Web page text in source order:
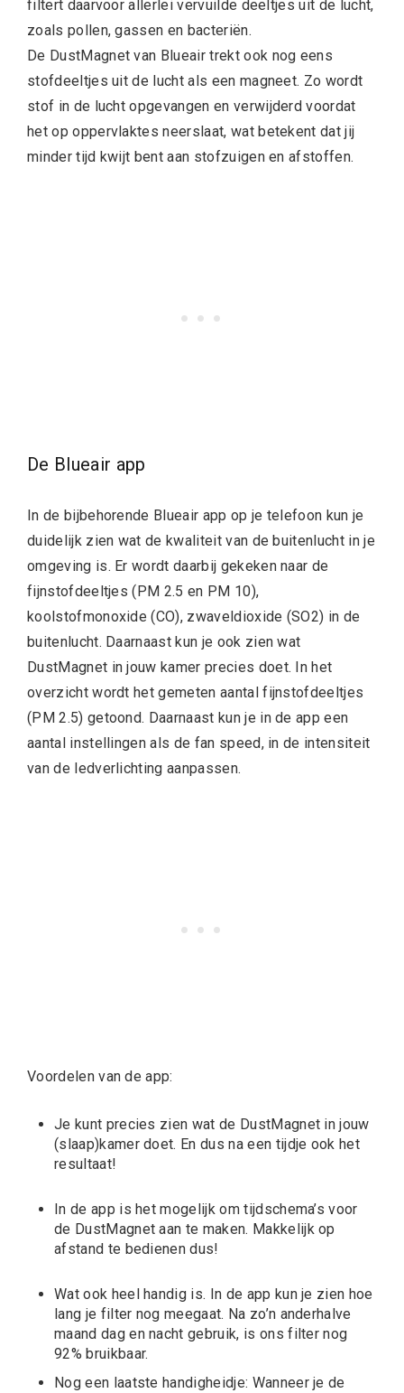
filtert daarvoor allerlei vervuilde deeltjes uit de lucht,
zoals pollen, gassen en bacteriën.
De DustMagnet van Blueair trekt ook nog eens
stofdeeltjes uit de lucht als een magneet. Zo wordt
stof in de lucht opgevangen en verwijderd voordat
het op oppervlaktes neerslaat, wat betekent dat jij
minder tijd kwijt bent aan stofzuigen en afstoffen.
De Blueair app
In de bijbehorende Blueair app op je telefoon kun je
duidelijk zien wat de kwaliteit van de buitenlucht in je
omgeving is. Er wordt daarbij gekeken naar de
fijnstofdeeltjes (PM 2.5 en PM 10),
koolstofmonoxide (CO), zwaveldioxide (SO2) in de
buitenlucht. Daarnaast kun je ook zien wat
DustMagnet in jouw kamer precies doet. In het
overzicht wordt het gemeten aantal fijnstofdeeltjes
(PM 2.5) getoond. Daarnaast kun je in de app een
aantal instellingen als de fan speed, in de intensiteit
van de ledverlichting aanpassen.
Voordelen van de app:
Je kunt precies zien wat de DustMagnet in jouw
(slaap)kamer doet. En dus na een tijdje ook het
resultaat!
In de app is het mogelijk om tijdschema’s voor
de DustMagnet aan te maken. Makkelijk op
afstand te bedienen dus!
Wat ook heel handig is. In de app kun je zien hoe
lang je filter nog meegaat. Na zo’n anderhalve
maand dag en nacht gebruik, is ons filter nog
92% bruikbaar.
Nog een laatste handigheidje: Wanneer je de